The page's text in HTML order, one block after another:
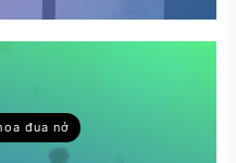
đua nở